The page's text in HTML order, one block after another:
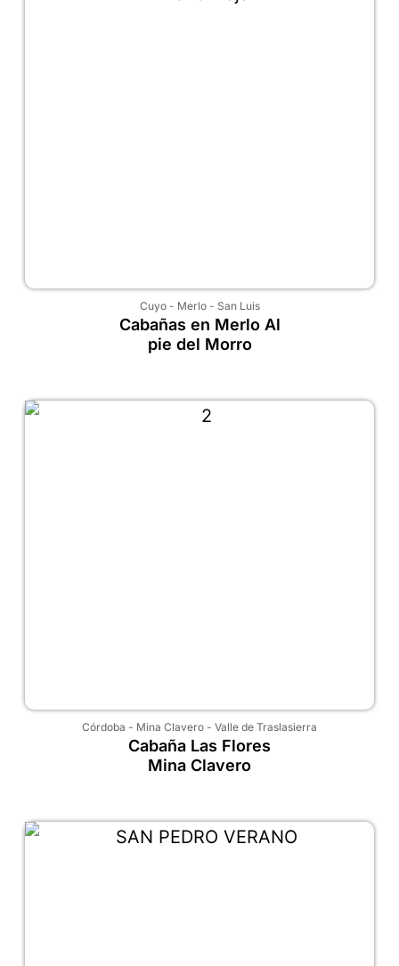
Cuyo- Merlo- San Luis
Cabañas en Merlo Al
pie del Morro
Córdoba - Mina Clavero - Valle de Traslasierra
Cabaña Las Flores
Mina Clavero